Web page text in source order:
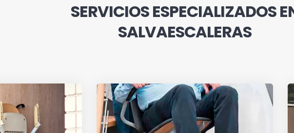
SERVICIOS ESPECIALIZADOS
SALVAESCALERAS